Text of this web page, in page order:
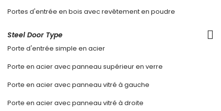
Portes d'entrée en bois avec revêtement en poudre
Steel Door Type
Porte d'entrée simple en acier
Porte en acier avec panneau supérieur en verre
Porte en acier avec panneau vitré à gauche
Porte en acier avec panneau vitré à droite